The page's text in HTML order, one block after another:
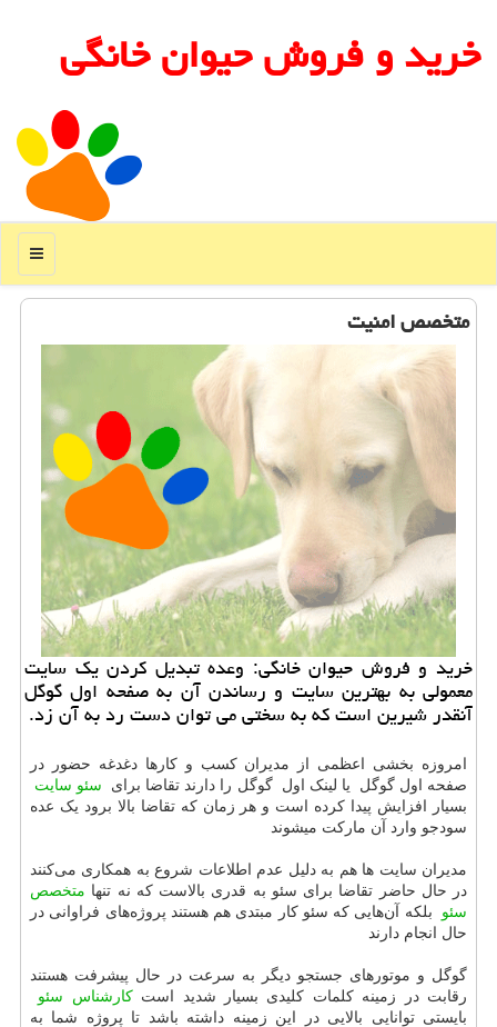
خرید و فروش حیوان خانگی
منو
متخصص امنیت
خرید و فروش حیوان خانگی: وعده تبدیل كردن یك سایت
معمولی به بهترین سایت و رساندن آن به صفحه اول گوگل
آنقدر شیرین است كه به سختی می توان دست رد به آن زد.
امروزه بخشی اعظمی از مدیران کسب و کارها دغدغه حضور در
صفحه اول گوگل یا لینک اول گوگل را دارند تقاضا برای سئو سایت
بسیار افزایش پیدا کرده است و هر زمان که تقاضا بالا برود یک عده
سودجو وارد آن مارکت میشوند
مدیران سایت ها هم به دلیل عدم اطلاعات شروع به همکاری می‌کنند
در حال حاضر تقاضا برای سئو به قدری بالاست که نه تنها متخصص
سئو بلکه آن‌هایی که سئو کار مبتدی هم هستند پروژه‌های فراوانی در
حال انجام دارند
گوگل و موتورهای جستجو دیگر به سرعت در حال پیشرفت هستند
رقابت در زمینه کلمات کلیدی بسیار شدید استکارشناس سئو
بایستی توانایی بالایی در این زمینه داشته باشد تا پروژه شما به